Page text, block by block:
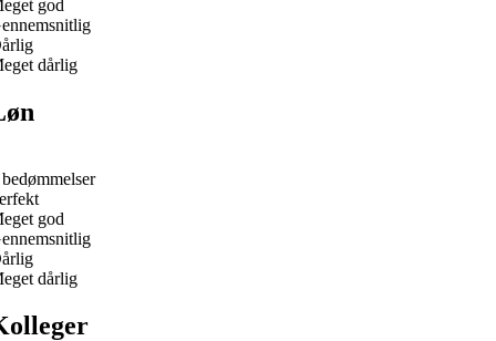
god
dårlig
god
dårlig